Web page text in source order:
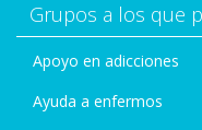
Grupos a los que
Apoyo en adicciones
Ayuda a enfermos